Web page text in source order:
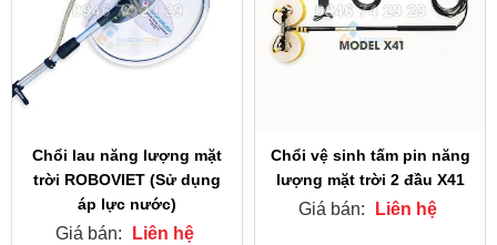
Chổi lau năng lượng mặt
trời ROBOVIET (Sử dụng
áp lực nước)
Giá bán: Liên hệ
Chổi vệ sinh tấm pin năng
lượng mặt trời 2 đầu X41
Giá bán: Liên hệ